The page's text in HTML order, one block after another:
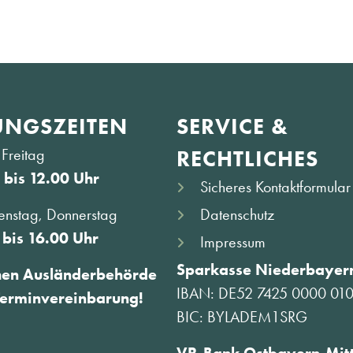
12.00 Uhr
Donnerstag
16.00 Uhr
Ausländerbehörde
SERVICE &
RECHTLICHES
Sicheres Kontaktformular
Datenschutz
Impressum
Sparkasse
IBAN: DE52 7425 0000
BIC: BYLADEM1SRG